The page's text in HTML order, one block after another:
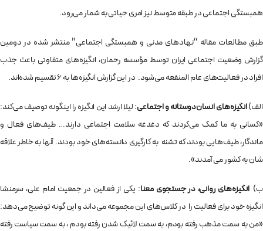
همبستگی اجتماعی در طبقه متوسط نیز امری حیاتی به شمار می‌رود.
طبق مطالعات مقاله “نهادهای مدنی و همبستگی اجتماعی” منتشر شده در دومین
گزارش وضعیت اجتماعی ایران توسط مؤسسه رحمان، انگیزه‌های متفاوتی باعث جذب
افراد در فعالیت‌های عام المنفعه می‌شود. در این گزارش انگیزه‌ها به ۶ تقسیم شده‌اند.
الف)انگیزه‌های انسان‌دوستانه و اجتماعی: لیلا ارشد این انگیزه را اینگونه توصیف می‌کند:
«کسانی به ما کمک می‌کردند که دغدغه سلامت اجتماعی دارند… طیف‌های فعال و
ماندگار، طیف‌هایی بودند که تشنه به کارگیری دانسته‌های خود بودند. آنها به خاطر علاقه
شان به کشور می آمدند».
ب)انگیزه‌های روانی، در جستجوی معنا: یکی از فعالین در جمعیت امام علی، سرمنشا
انگیزه خود برای فعالیت را در کلاس‌های این مجموعه می‌داند و این گونه توضیح می‌دهد:
«من به سمت مذهب رفته بودم، به سمت لائیک شدن رفته بودم ، به سمت سیاست رفته